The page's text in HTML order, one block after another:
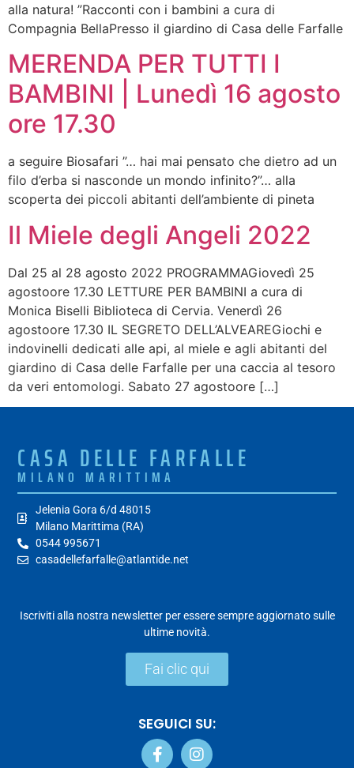
alla natura! ”Racconti con i bambini a cura di
Compagnia BellaPresso il giardino di Casa delle Farfalle
MERENDA PER TUTTI I
BAMBINI | Lunedì 16 agosto
ore 17.30
a seguire Biosafari ”… hai mai pensato che dietro ad un
filo d’erba si nasconde un mondo infinito?”… alla
scoperta dei piccoli abitanti dell’ambiente di pineta
Il Miele degli Angeli 2022
Dal 25 al 28 agosto 2022 PROGRAMMAGiovedì 25
agostoore 17.30 LETTURE PER BAMBINI a cura di
Monica Biselli Biblioteca di Cervia. Venerdì 26
agostoore 17.30 IL SEGRETO DELL’ALVEAREGiochi e
indovinelli dedicati alle api, al miele e agli abitanti del
giardino di Casa delle Farfalle per una caccia al tesoro
da veri entomologi. Sabato 27 agostoore […]
CASA DELLE FARFALLE
MILANO MARITTIMA
Jelenia Gora 6/d 48015
Milano Marittima (RA)
0544 995671
casadellefarfalle@atlantide.net
Iscriviti alla nostra newsletter per essere sempre aggiornato sulle
ultime novità.
Fai clic qui
SEGUICI SU: